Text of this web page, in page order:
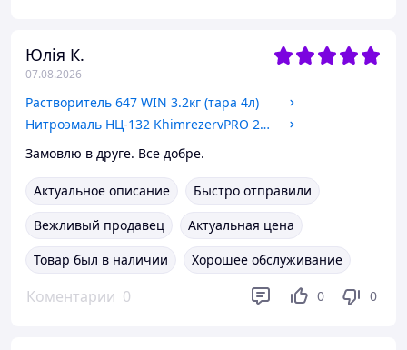
Юлія К.
07.08.2026
Растворитель 647 WIN 3.2кг (тара 4л)
Нитроэмаль НЦ-132 KhimrezervPRO 2кг цвета в ассортименте
Замовлю в друге. Все добре.
Актуальное описание
Быстро отправили
Вежливый продавец
Актуальная цена
Товар был в наличии
Хорошее обслуживание
Коментарии 0 0 0